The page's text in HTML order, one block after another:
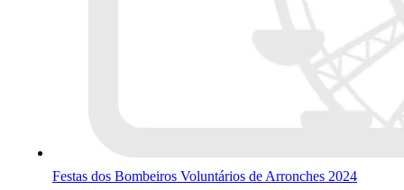
Festas dos Bombeiros Voluntários de Arronches 2024